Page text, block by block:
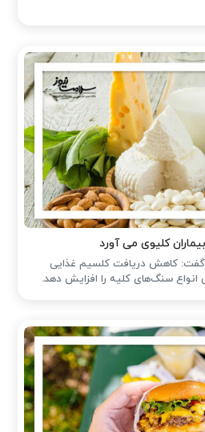
کلیوی می آورد
گفت: کاهش دریافت کلسیم غذایی
انواع سنگ‌های کلیه را افزایش دهد.